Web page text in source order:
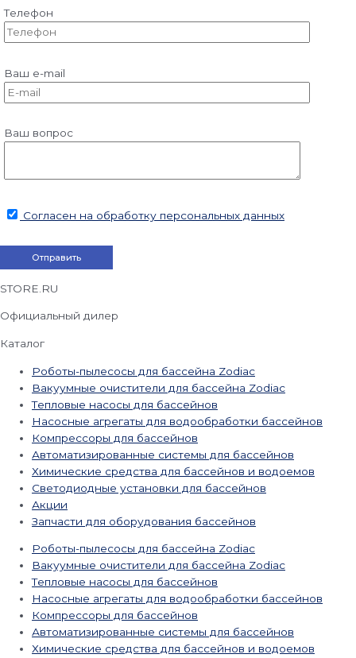
Телефон
Ваш e-mail
Ваш вопрос
Согласен на обработку персональных данных
STORE.RU
Официальный дилер
Каталог
Роботы-пылесосы для бассейна Zodiac
Вакуумные очистители для бассейна Zodiac
Тепловые насосы для бассейнов
Насосные агрегаты для водообработки бассейнов
Компрессоры для бассейнов
Автоматизированные системы для бассейнов
Химические средства для бассейнов и водоемов
Светодиодные установки для бассейнов
Акции
Запчасти для оборудования бассейнов
Роботы-пылесосы для бассейна Zodiac
Вакуумные очистители для бассейна Zodiac
Тепловые насосы для бассейнов
Насосные агрегаты для водообработки бассейнов
Компрессоры для бассейнов
Автоматизированные системы для бассейнов
Химические средства для бассейнов и водоемов